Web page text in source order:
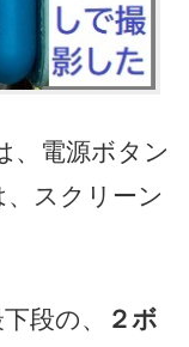
、電源ボタン
スクリーン
段の、
２ボ